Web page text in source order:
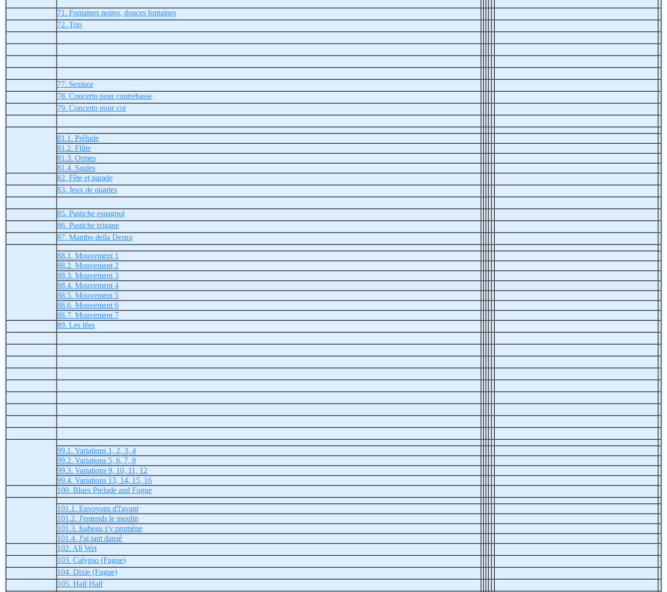
71. Fontaines noires, douces fontaines
72. Trio
77. Sextuor
78. Concerto pour contrebasse
79. Concerto pour cor
81.1. Prélude
81.2. Flûte
81.3. Ormes
81.4. Saules
82. Fête et parade
83. Jeux de quartes
85. Pastiche espagnol
86. Pastiche tzigane
87. Mambo della Destra
88.1. Mouvement 1
88.2. Mouvement 2
88.3. Mouvement 3
88.4. Mouvement 4
88.5. Mouvement 5
88.6. Mouvement 6
88.7. Mouvement 7
89. Les fées
99.1. Variations 1, 2, 3, 4
99.2. Variations 5, 6, 7, 8
99.3. Variations 9, 10, 11, 12
99.4. Variations 13, 14, 15, 16
100. Blues Prelude and Fugue
101.1. Envoyons d'l'avant
101.2. J'entends le moulin
101.3. Isabeau s'y promène
101.4. J'ai tant dansé
102. All Wet
103. Calypso (Fugue)
104. Dixie (Fugue)
105. Half Half